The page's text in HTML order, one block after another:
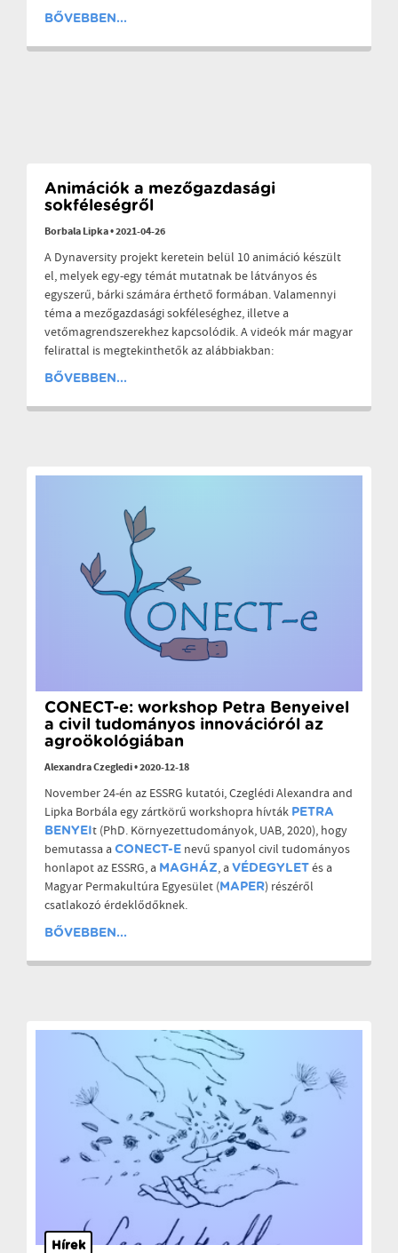
Animációk a mezőgazdasági
sokféleségről
Borbala Lipka•2021-04-26
A Dynaversity projekt keretein belül 10 animáció készült
el, melyek egy-egy témát mutatnak be látványos és
egyszerű, bárki számára érthető formában. Valamennyi
téma a mezőgazdasági sokféleséghez, illetve a
vetőmagrendszerekhez kapcsolódik. A videók már magyar
felirattal is megtekinthetők az alábbiakban:
BŐVEBBEN...
CONECT-e: workshop Petra Benyeivel
a civil tudományos innovációról az
agroökológiában
Alexandra Czegledi•2020-12-18
November 24-én az ESSRG kutatói, Czeglédi Alexandra and
Lipka Borbála egy zártkörű workshopra hívták PETRA
BENYEIt (PhD. Környezettudományok, UAB, 2020), hogy
bemutassa a CONECT-E nevű spanyol civil tudományos
honlapot az ESSRG, a MAGHÁZ, a VÉDEGYLET és a
Magyar Permakultúra Egyesület (MAPER) részéről
csatlakozó érdeklődőknek.
BŐVEBBEN...
Hírek
BŐVEBBEN...